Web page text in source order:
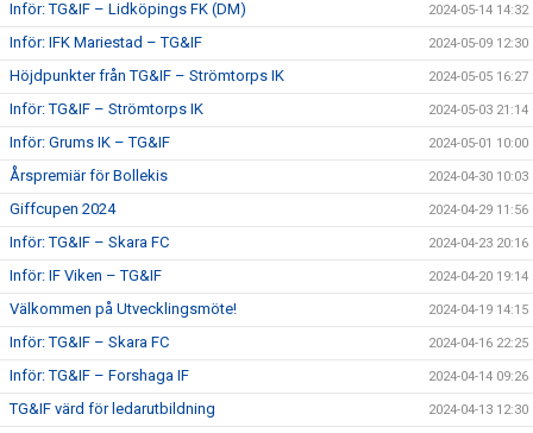
Inför: TG&IF – Lidköpings FK (DM) 2024-05-14 14:32
Inför: IFK Mariestad – TG&IF 2024-05-09 12:30
Höjdpunkter från TG&IF – Strömtorps IK 2024-05-05 16:27
Inför: TG&IF – Strömtorps IK 2024-05-03 21:14
Inför: Grums IK – TG&IF 2024-05-01 10:00
Årspremiär för Bollekis 2024-04-30 10:03
Giffcupen 2024 2024-04-29 11:56
Inför: TG&IF – Skara FC 2024-04-23 20:16
Inför: IF Viken – TG&IF 2024-04-20 19:14
Välkommen på Utvecklingsmöte! 2024-04-19 14:15
Inför: TG&IF – Skara FC 2024-04-16 22:25
Inför: TG&IF – Forshaga IF 2024-04-14 09:26
TG&IF värd för ledarutbildning 2024-04-13 12:30